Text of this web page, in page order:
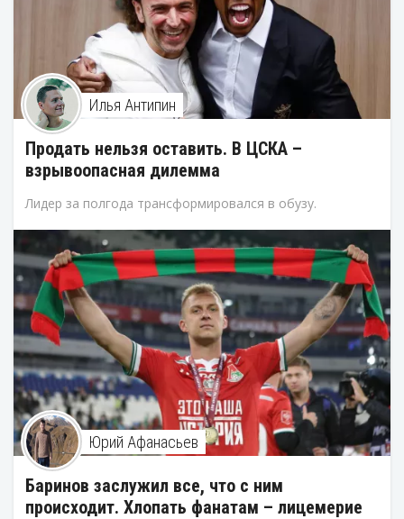
Илья Антипин
Продать нельзя оставить. В ЦСКА –
взрывоопасная дилемма
Лидер за полгода трансформировался в обузу.
Юрий Афанасьев
Баринов заслужил все, что с ним
происходит. Хлопать фанатам – лицемерие